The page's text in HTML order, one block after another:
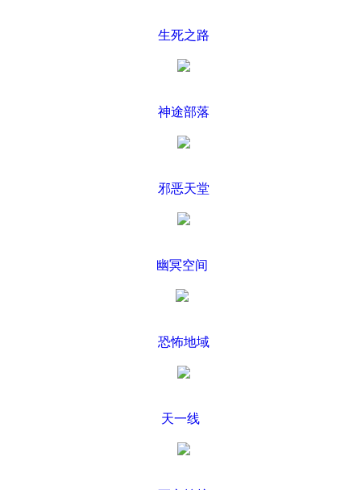
生死之路
神途部落
邪恶天堂
幽冥空间
恐怖地域
天一线